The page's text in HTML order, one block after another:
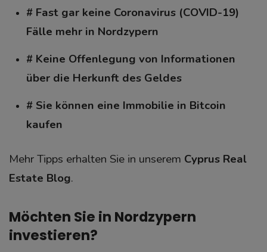
# Fast gar keine Coronavirus (COVID-19)
Fälle mehr in Nordzypern
# Keine Offenlegung von Informationen
über die Herkunft des Geldes
# Sie können eine Immobilie in Bitcoin
kaufen
Mehr Tipps erhalten Sie in unserem Cyprus Real
Estate Blog.
Möchten Sie in Nordzypern
investieren?